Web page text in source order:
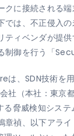
に接続される
は、不正侵入
ティベンダが提
制御を行う「
、SDN技術を
（本社：東京
る脅威検知シス
章禎、以下アラ